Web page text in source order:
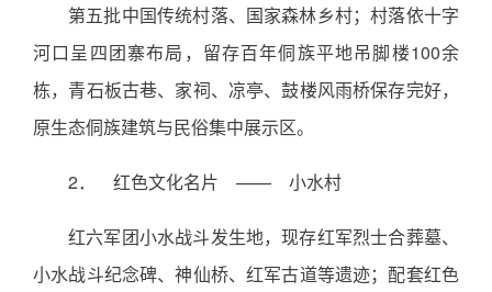
第五批中国传统村落、国家森林乡村；村落依十字
河口呈四团寨布局，留存百年侗族平地吊脚楼100余
栋，青石板古巷、家祠、凉亭、鼓楼风雨桥保存完好，
原生态侗族建筑与民俗集中展示区。
2． 红色文化名片 —— 小水村
红六军团小水战斗发生地，现存红军烈士合葬墓、
小水战斗纪念碑、神仙桥、红军古道等遗迹；配套红色